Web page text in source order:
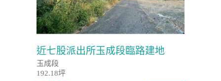
近七股派出所玉成段臨路建地
玉成段
192.18坪